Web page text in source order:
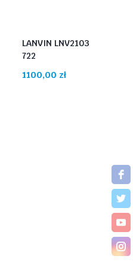
LANVIN LNV2103
722
1100,00 zł